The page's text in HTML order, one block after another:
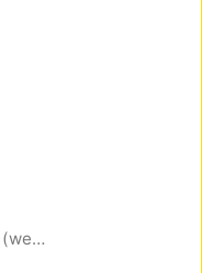
Backrooms. Bez wyjścia (wersja rozszerzona)